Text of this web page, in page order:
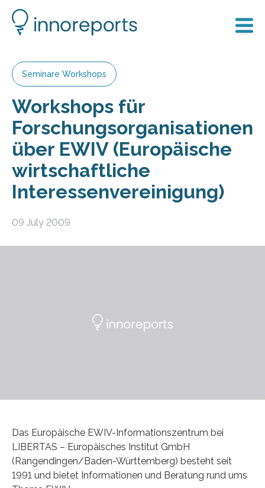
Seminare Workshops
Workshops für
Forschungsorganisationen
über EWIV (Europäische
wirtschaftliche
Interessenvereinigung)
09 July 2009
Das Europäische EWIV-Informationszentrum bei
LIBERTAS – Europäisches Institut GmbH
(Rangendingen/Baden-Württemberg) besteht seit
1991 und bietet Informationen und Beratung rund ums